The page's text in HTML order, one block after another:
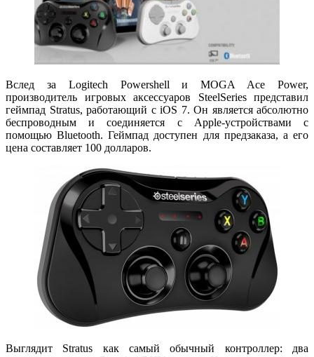
Вслед за Logitech Powershell и MOGA Ace Power,
производитель игровых аксессуаров SteelSeries представил
геймпад Stratus, работающий с iOS 7. Он является абсолютно
беспроводным и соединяется с Apple-устройствами с
помощью Bluetooth. Геймпад доступен для предзаказа, а его
цена составляет 100 долларов.
Выглядит Stratus как самый обычный контроллер: два